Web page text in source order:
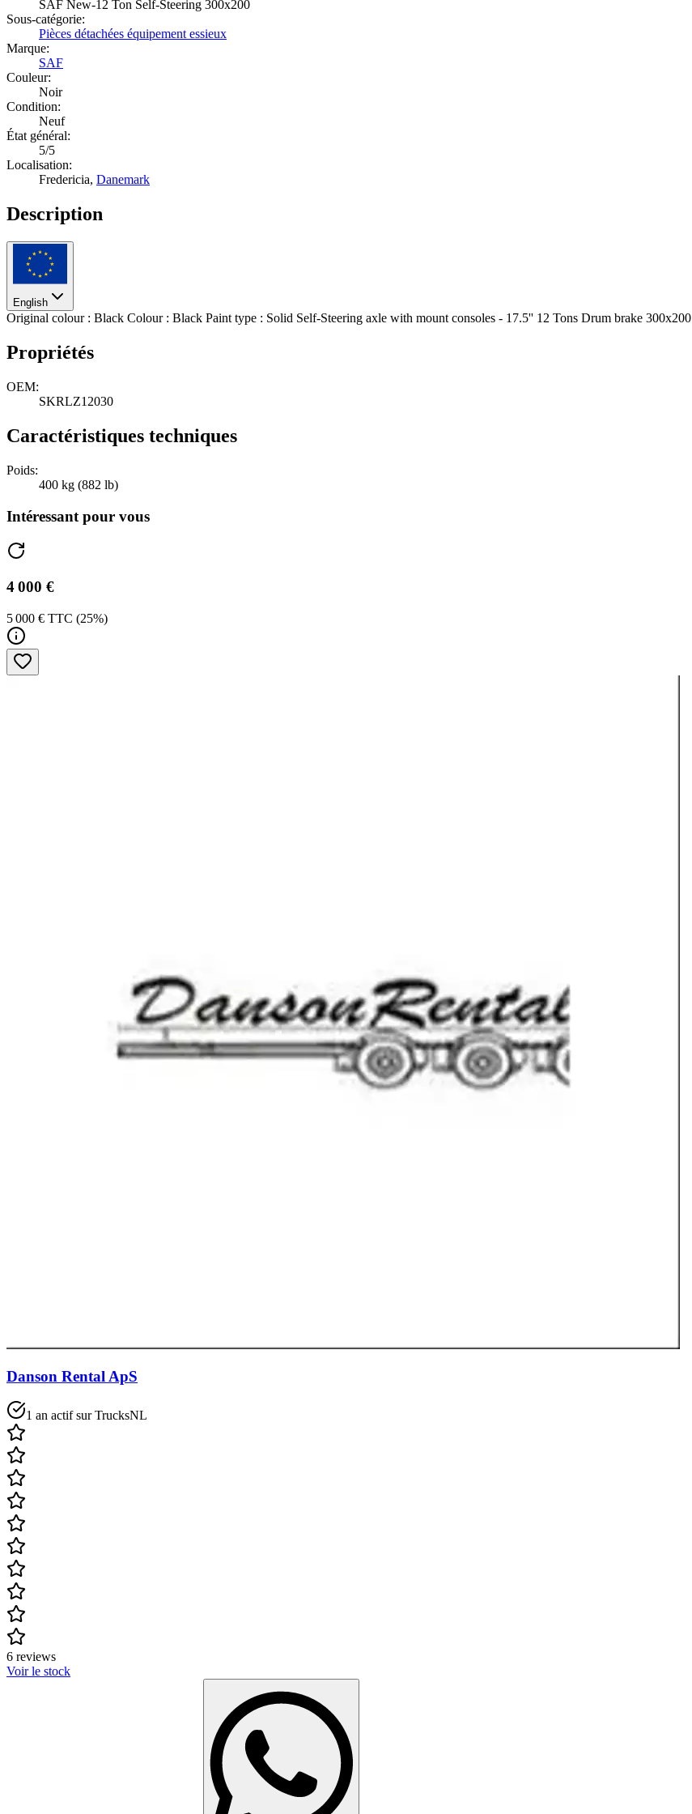
SAF New-12 Ton Self-Steering 300x200
Sous-catégorie:
Pièces détachées équipement essieux
Marque:
SAF
Couleur:
Noir
Condition:
Neuf
État général:
5/5
Localisation:
Fredericia, Danemark
Description
English
Original colour : Black Colour : Black Paint type : Solid Self-Steering axle with mount consoles - 17.5'' 12 Tons Drum brake 300x200
Propriétés
OEM:
SKRLZ12030
Caractéristiques techniques
Poids:
400 kg (882 lb)
Intéressant pour vous
4 000 €
5 000 € TTC (25%)
Danson Rental ApS
1 an actif sur TrucksNL
6 reviews
Voir le stock